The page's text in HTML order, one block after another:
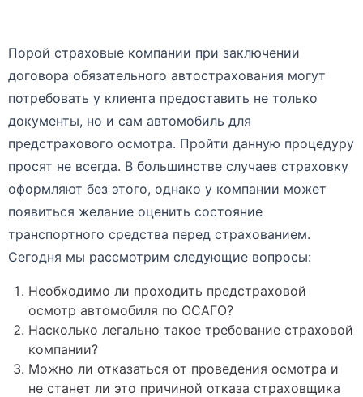
Порой страховые компании при заключении
договора обязательного автострахования могут
потребовать у клиента предоставить не только
документы, но и сам автомобиль для
предстрахового осмотра. Пройти данную процедуру
просят не всегда. В большинстве случаев страховку
оформляют без этого, однако у компании может
появиться желание оценить состояние
транспортного средства перед страхованием.
Сегодня мы рассмотрим следующие вопросы:
Необходимо ли проходить предстраховой
осмотр автомобиля по ОСАГО?
Насколько легально такое требование страховой
компании?
Можно ли отказаться от проведения осмотра и
не станет ли это причиной отказа страховщика